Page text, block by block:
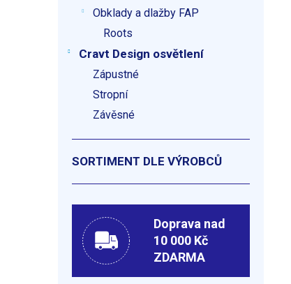
Obklady a dlažby FAP
Roots
Cravt Design osvětlení
Zápustné
Stropní
Závěsné
SORTIMENT DLE VÝROBCŮ
Doprava nad
10 000 Kč
ZDARMA